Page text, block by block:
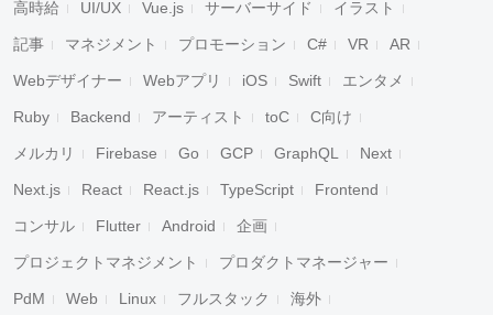
高時給 UI/UX Vue.js サーバーサイド イラスト
記事 マネジメント プロモーション C# VR AR
Webデザイナー Webアプリ iOS Swift エンタメ
Ruby Backend アーティスト toC C向け
メルカリ Firebase Go GCP GraphQL Next
Next.js React React.js TypeScript Frontend
コンサル Flutter Android 企画
プロジェクトマネジメント プロダクトマネージャー
PdM Web Linux フルスタック 海外